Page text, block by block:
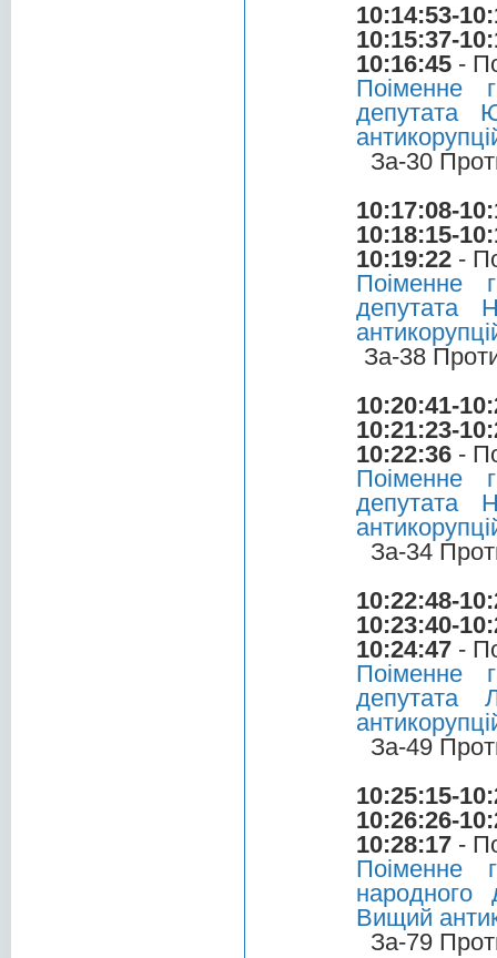
10:14:53-
10:15:37-
10:16:45 -
Поіменне
депутата
За-30
10:17:08-
10:18:15-
10:19:22 -
Поіменне
депутата
За-38
10:20:41-
10:21:23-
10:22:36 -
Поіменне
депутата
За-34
10:22:48-
10:23:40-
10:24:47 -
Поіменне
депутата
За-49
10:25:15-
10:26:26-
10:28:17 -
Поіменне
Вищий
За-79